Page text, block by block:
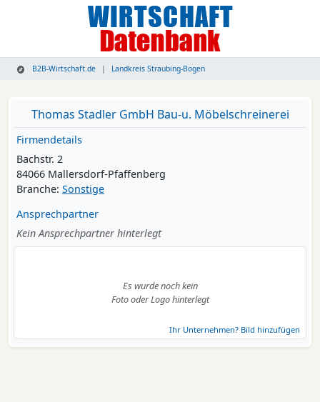
B2B-Wirtschaft.de Landkreis Straubing-Bogen
Thomas Stadler GmbH Bau-u. Möbelschreinerei
Firmendetails
Bachstr. 2
84066 Mallersdorf-Pfaffenberg
Branche: Sonstige
Ansprechpartner
Kein Ansprechpartner hinterlegt
Es wurde noch kein
Foto oder Logo hinterlegt
Ihr Unternehmen? Bild hinzufügen